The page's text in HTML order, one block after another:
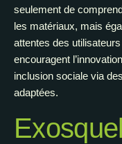
seulement de
les matériaux, mais
attentes des
encouragent
inclusion sociale via
adaptées.